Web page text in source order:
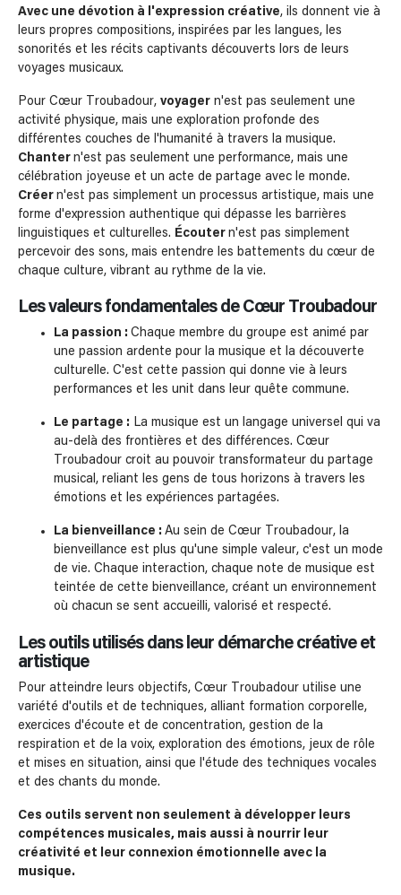
Avec une dévotion à l'expression créative, ils donnent vie à
leurs propres compositions, inspirées par les langues, les
sonorités et les récits captivants découverts lors de leurs
voyages musicaux.
Pour Cœur Troubadour, voyager n'est pas seulement une
activité physique, mais une exploration profonde des
différentes couches de l'humanité à travers la musique.
Chanter n'est pas seulement une performance, mais une
célébration joyeuse et un acte de partage avec le monde.
Créer n'est pas simplement un processus artistique, mais une
forme d'expression authentique qui dépasse les barrières
linguistiques et culturelles. Écouter n'est pas simplement
percevoir des sons, mais entendre les battements du cœur de
chaque culture, vibrant au rythme de la vie.
Les valeurs fondamentales de Cœur Troubadour
La passion : Chaque membre du groupe est animé par
une passion ardente pour la musique et la découverte
culturelle. C'est cette passion qui donne vie à leurs
performances et les unit dans leur quête commune.
Le partage : La musique est un langage universel qui va
au-delà des frontières et des différences. Cœur
Troubadour croit au pouvoir transformateur du partage
musical, reliant les gens de tous horizons à travers les
émotions et les expériences partagées.
La bienveillance : Au sein de Cœur Troubadour, la
bienveillance est plus qu'une simple valeur, c'est un mode
de vie. Chaque interaction, chaque note de musique est
teintée de cette bienveillance, créant un environnement
où chacun se sent accueilli, valorisé et respecté.
Les outils utilisés dans leur démarche créative et
artistique
Pour atteindre leurs objectifs, Cœur Troubadour utilise une
variété d'outils et de techniques, alliant formation corporelle,
exercices d'écoute et de concentration, gestion de la
respiration et de la voix, exploration des émotions, jeux de rôle
et mises en situation, ainsi que l'étude des techniques vocales
et des chants du monde.
Ces outils servent non seulement à développer leurs
compétences musicales, mais aussi à nourrir leur
créativité et leur connexion émotionnelle avec la
musique.